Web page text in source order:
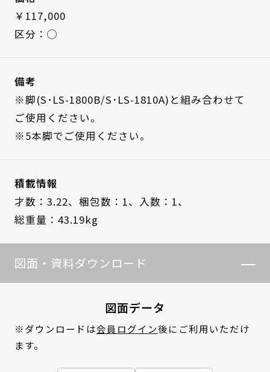
￥117,000
区分：◯
備考
※脚(S･LS-1800B/S･LS-1810A)と組み合わせて
ご使用ください。
※5本脚でご使用ください。
積載情報
才数：3.22、 梱包数：1、
入数：1、
総重量：43.19kg
図面・資料ダウンロード
図面データ
※ダウンロードは会員ログイン後にご利用いただけ
ます。